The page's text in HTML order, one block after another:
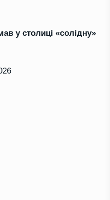
у столиці «солідну»